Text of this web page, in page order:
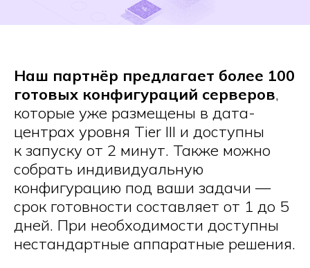
Наш партнёр предлагает более 100
готовых конфигураций серверов,
которые уже размещены в дата-
центрах уровня Tier III и доступны
к запуску от 2 минут. Также можно
собрать индивидуальную
конфигурацию под ваши задачи —
срок готовности составляет от 1 до 5
дней. При необходимости доступны
нестандартные аппаратные решения.